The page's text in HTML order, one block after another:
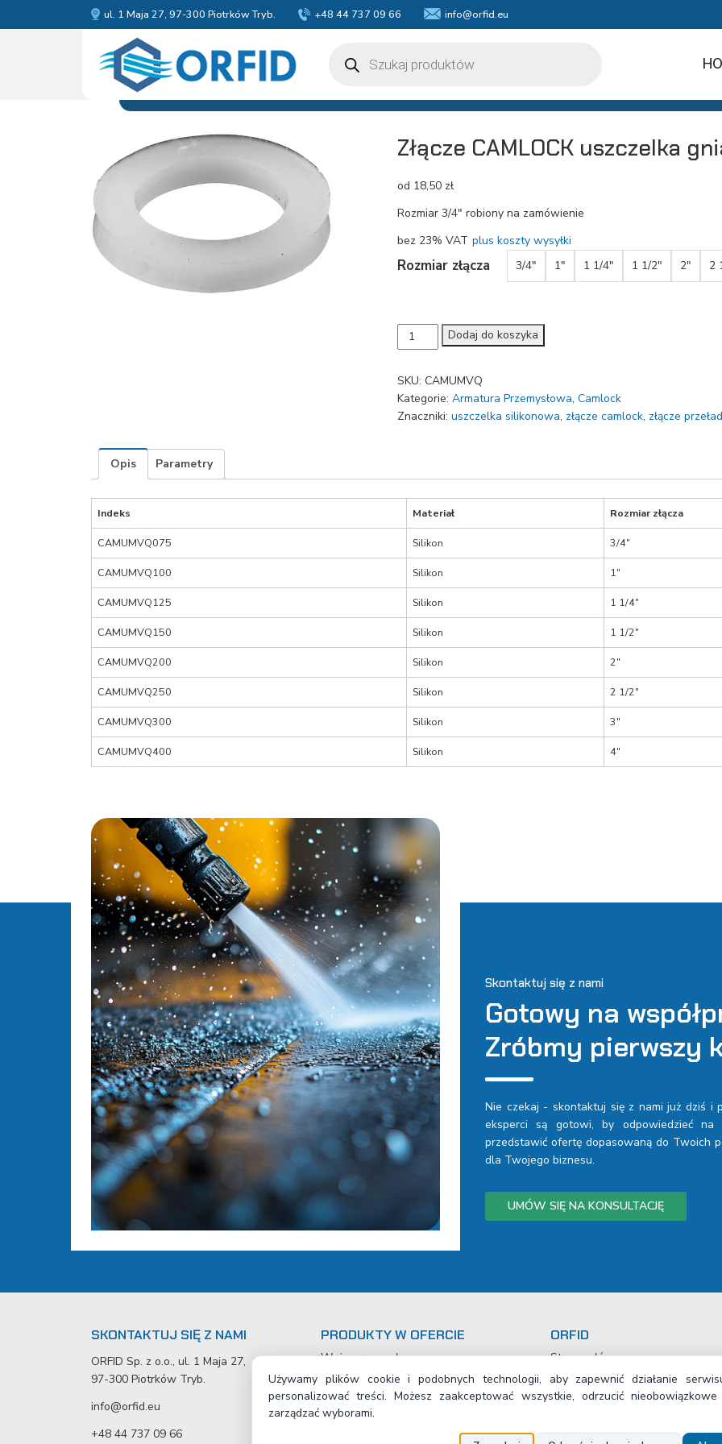
ul. 1 Maja 27, 97-300 Piotrków Tryb. +48 44 737 09 66 info@orfid.eu
produktów
Złącze CAMLOCK uszczelka
od 18,50 zł
Rozmiar 3/4″ robiony na zamówienie
bez 23% VAT plus koszty wysyłki
Rozmiar złącza 3/4" 1" 1 1/4" 1 1/2" 2" 2
ilość
Złącze
uszczelka
gniazda
silikonowa
Dodaj do koszyka
SKU: CAMUMVQ
Kategorie: Armatura Przemysłowa, Camlock
Znaczniki: uszczelka silikonowa, złącze camlock, złącze
Opis Parametry
Indeks Materiał Rozmiar złącza
CAMUMVQ075 Silikon 3/4″
CAMUMVQ100 Silikon 1″
CAMUMVQ125 Silikon 1 1/4″
CAMUMVQ150 Silikon 1 1/2″
CAMUMVQ200 Silikon 2″
CAMUMVQ250 Silikon 2 1/2″
CAMUMVQ300 Silikon 3″
CAMUMVQ400 Silikon 4″
Skontaktuj się z nami
Gotowy na
Zróbmy pierwszy
Nie czekaj - skontaktuj się z nami już dziś i
eksperci są gotowi, by odpowiedzieć na
przedstawić ofertę dopasowaną do Twoich
dla Twojego biznesu.
UMÓW SIĘ NA KONSULTACJĘ
SKONTAKTUJ SIĘ Z NAMI
ORFID Sp. z o.o., ul. 1 Maja 27,
97-300 Piotrków Tryb.
info@orfid.eu
+48 44 737 09 66
PRODUKTY W OFERCIE
Węże przemysłowe
Mycie i pianowanie
Armatura przemysłowa
Ochrona i sprzątanie
ORFID
Strona główna
O firmie
Kontakt
Używamy plików cookie i podobnych technologii, aby zapewnić działanie
personalizować treści. Możesz zaakceptować wszystkie, odrzucić
zarządzać wyborami.